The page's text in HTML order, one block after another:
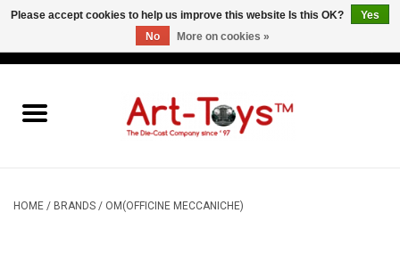
HOME / BRANDS / OM(OFFICINE MECCANICHE)
Please accept cookies to help us improve this website Is this OK?
Yes
No
More on cookies »